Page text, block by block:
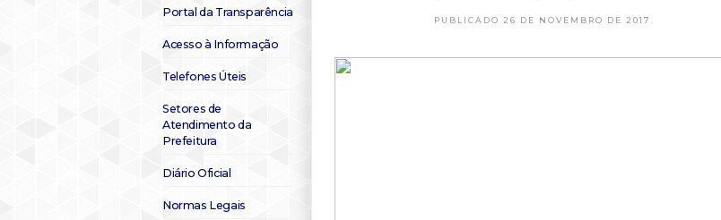
Portal da Transparência
Acesso à Informação
Telefones Úteis
Setores de
Atendimento da
Prefeitura
Diário Oficial
Normas Legais
PUBLICADO 26 DE NOVEMBRO DE 2017.